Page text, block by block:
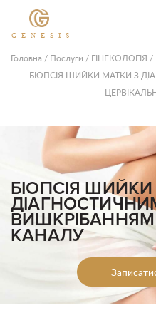
GENESIS
Головна / Послуги / ГІНЕКОЛОГІЯ /
БІОПСІЯ ШИЙКИ МАТКИ З
БІОПСІЯ
КАНАЛУ